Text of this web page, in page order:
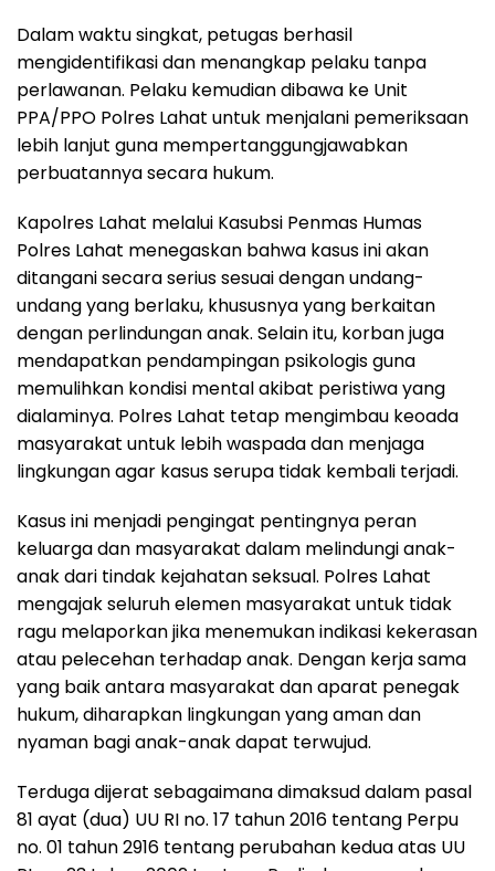
Dalam waktu singkat, petugas berhasil
mengidentifikasi dan menangkap pelaku tanpa
perlawanan. Pelaku kemudian dibawa ke Unit
PPA/PPO Polres Lahat untuk menjalani pemeriksaan
lebih lanjut guna mempertanggungjawabkan
perbuatannya secara hukum.
Kapolres Lahat melalui Kasubsi Penmas Humas
Polres Lahat menegaskan bahwa kasus ini akan
ditangani secara serius sesuai dengan undang-
undang yang berlaku, khususnya yang berkaitan
dengan perlindungan anak. Selain itu, korban juga
mendapatkan pendampingan psikologis guna
memulihkan kondisi mental akibat peristiwa yang
dialaminya. Polres Lahat tetap mengimbau keoada
masyarakat untuk lebih waspada dan menjaga
lingkungan agar kasus serupa tidak kembali terjadi.
Kasus ini menjadi pengingat pentingnya peran
keluarga dan masyarakat dalam melindungi anak-
anak dari tindak kejahatan seksual. Polres Lahat
mengajak seluruh elemen masyarakat untuk tidak
ragu melaporkan jika menemukan indikasi kekerasan
atau pelecehan terhadap anak. Dengan kerja sama
yang baik antara masyarakat dan aparat penegak
hukum, diharapkan lingkungan yang aman dan
nyaman bagi anak-anak dapat terwujud.
Terduga dijerat sebagaimana dimaksud dalam pasal
81 ayat (dua) UU RI no. 17 tahun 2016 tentang Perpu
no. 01 tahun 2916 tentang perubahan kedua atas UU